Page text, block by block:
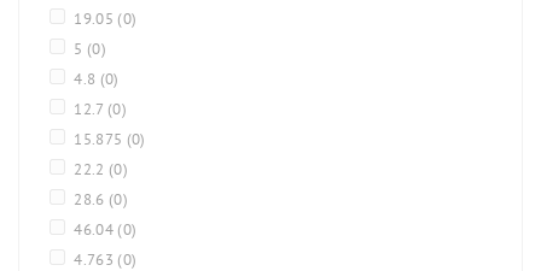
19.05 (0)
5 (0)
4.8 (0)
12.7 (0)
15.875 (0)
22.2 (0)
28.6 (0)
46.04 (0)
4.763 (0)